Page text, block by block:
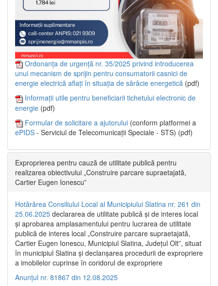
Ordonanța de urgență nr. 35/2025 privind introducerea
unui mecanism de sprijin pentru consumatorii casnici de
energie electrică aflați în situația de sărăcie energetică (pdf)
Informații utile pentru beneficiarii tichetului electronic de
energie (pdf)
Formular de solicitare a ajutorului (conform platformei a
ePIDS - Serviciul de Telecomunicații Speciale - STS) (pdf)
Exproprierea pentru cauză de utilitate publică pentru
realizarea obiectivului „Construire parcare supraetajată,
Cartier Eugen Ionescu”
Hotărârea Consiliului Local al Municipiului Slatina nr. 261 din
25.06.2025 declararea de utilitate publică și de interes local
și aprobarea amplasamentului pentru lucrarea de utilitate
publică de interes local „Construire parcare supraetajată,
Cartier Eugen Ionescu, Municipiul Slatina, Județul Olt”, situat
în municipiul Slatina și declanșarea procedurii de expropriere
a imobilelor cuprinse în coridorul de expropriere
Anunțul nr. 81867 din 12.08.2025